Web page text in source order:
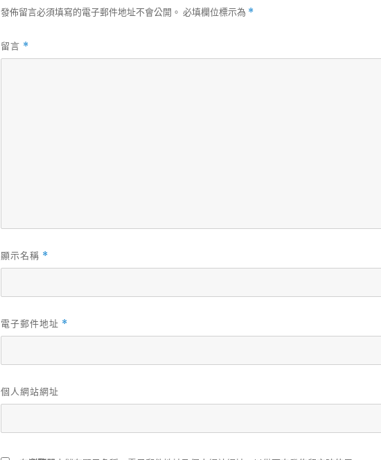
發佈留言必須填寫的電子郵件地址不會公開。 必填欄位標示為 *
留言 *
顯示名稱 *
電子郵件地址 *
個人網站網址